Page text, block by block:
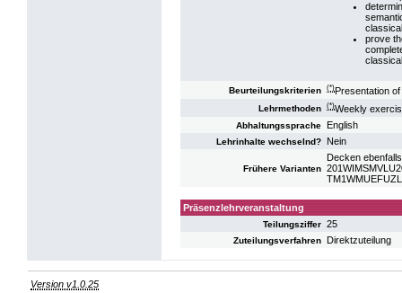
prove
Beurteilungskriterien (*)Presentation
Lehrmethoden (*)Weekly
Abhaltungssprache English
Lehrinhalte wechselnd? Nein
Frühere Varianten
Decken
Präsenzlehrveranstaltung
Teilungsziffer 25
Zuteilungsverfahren Direktzuteilung
Version v1.0.25